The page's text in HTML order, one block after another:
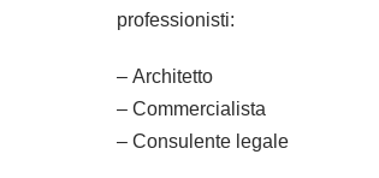
professionisti:
– Architetto
– Commercialista
– Consulente legale